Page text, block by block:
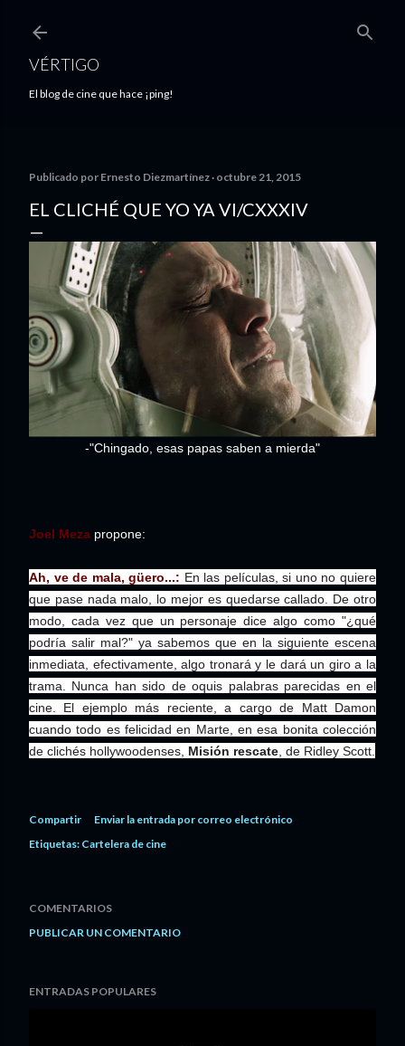
VÉRTIGO
El blog de cine que hace ¡ping!
Publicado por Ernesto Diezmartínez octubre 21, 2015
EL CLICHÉ QUE YO YA VI/CXXXIV
-"Chingado, esas papas saben a mierda"
Joel Meza propone:
Ah, ve de mala, güero...: En las películas, si uno no quiere
que pase nada malo, lo mejor es quedarse callado. De otro
modo, cada vez que un personaje dice algo como "¿qué
podría salir mal?" ya sabemos que en la siguiente escena
inmediata, efectivamente, algo tronará y le dará un giro a la
trama. Nunca han sido de oquis palabras parecidas en el
cine. El ejemplo más reciente, a cargo de Matt Damon
cuando todo es felicidad en Marte, en esa bonita colección
de clichés hollywoodenses, Misión rescate , de Ridley Scott.
Compartir
Enviar la entrada por correo electrónico
Etiquetas: Cartelera de cine
COMENTARIOS
PUBLICAR UN COMENTARIO
ENTRADAS POPULARES